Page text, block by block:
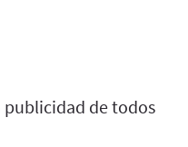
publicidad de todos